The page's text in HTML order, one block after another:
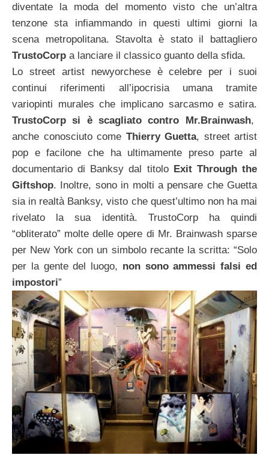
diventate la moda del momento visto che un’altra
tenzone sta infiammando in questi ultimi giorni la
scena metropolitana. Stavolta è stato il battagliero
TrustoCorp a lanciare il classico guanto della sfida.
Lo street artist newyorchese è celebre per i suoi
continui riferimenti all’ipocrisia umana tramite
variopinti murales che implicano sarcasmo e satira.
TrustoCorp si è scagliato contro Mr.Brainwash,
anche conosciuto come Thierry Guetta, street artist
pop e facilone che ha ultimamente preso parte al
documentario di Banksy dal titolo Exit Through the
Giftshop. Inoltre, sono in molti a pensare che Guetta
sia in realtà Banksy, visto che quest’ultimo non ha mai
rivelato la sua identità. TrustoCorp ha quindi
“obliterato” molte delle opere di Mr. Brainwash sparse
per New York con un simbolo recante la scritta: “Solo
per la gente del luogo, non sono ammessi falsi ed
impostori”